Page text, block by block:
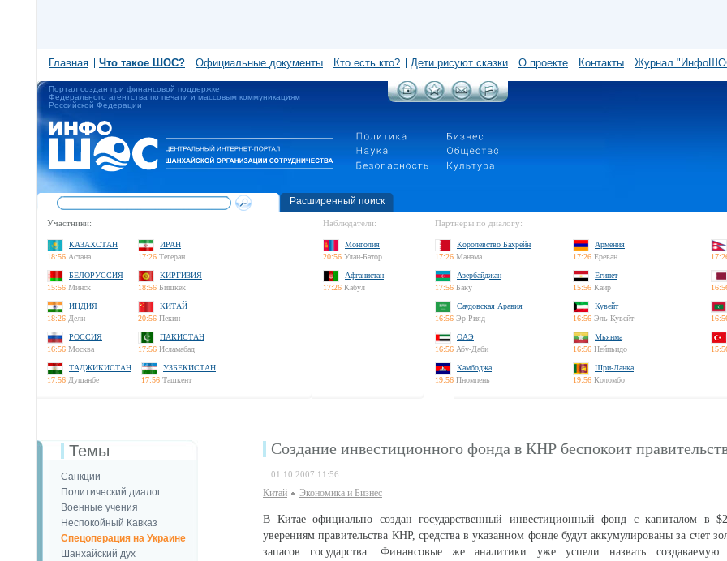
Главная Что такое ШОС? Официальные документы Кто есть кто? Дети рисуют сказки О проекте Контакты Журнал
Портал создан при финансовой поддержке
Федерального агентства по печати и массовым коммуникациям
Российской Федерации
Расширенный поиск
Участники:
КАЗАХСТАН
18:56 Астана
ИРАН
17:26 Тегеран
БЕЛОРУССИЯ
15:56 Минск
КИРГИЗИЯ
18:56 Бишкек
ИНДИЯ
18:26 Дели
КИТАЙ
20:56 Пекин
РОССИЯ
16:56 Москва
ПАКИСТАН
17:56 Исламабад
ТАДЖИКИСТАН
17:56 Душанбе
УЗБЕКИСТАН
17:56 Ташкент
Наблюдатели:
Монголия
20:56 Улан-Батор
Афганистан
17:26 Кабул
Партнеры по диалогу:
Королевство Бахрейн
17:26 Манама
Армения
17:26 Ереван
Азербайджан
17:56 Баку
Египет
15:56 Каир
Саудовская Аравия
16:56 Эр-Рияд
Кувейт
16:56 Эль-Кувейт
ОАЭ
16:56 Абу-Даби
Мьянма
16:56 Нейпьидо
Камбоджа
19:56 Пномпень
Шри-Ланка
19:56 Коломбо
Темы
Санкции
Политический диалог
Военные учения
Неспокойный Кавказ
Спецоперация на Украине
Шанхайский дух
Создание инвестиционного фонда в КНР беспокоит
01.10.2007 11:56
Китай Экономика и Бизнес
В Китае официально создан государственный инвестиционный фонд с капиталом в
уверениям правительства КНР, средства в указанном фонде будут аккумулированы за счет
запасов государства. Финансовые же аналитики уже успели назвать создаваемую